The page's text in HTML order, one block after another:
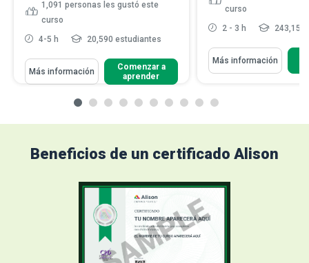
1,091 personas les gustó este
curso
4-5 h
20,590 estudiantes
Más información
Comenzar a
aprender
curso
2 - 3 h
243,156
Más información
Beneficios de un certificado Alison